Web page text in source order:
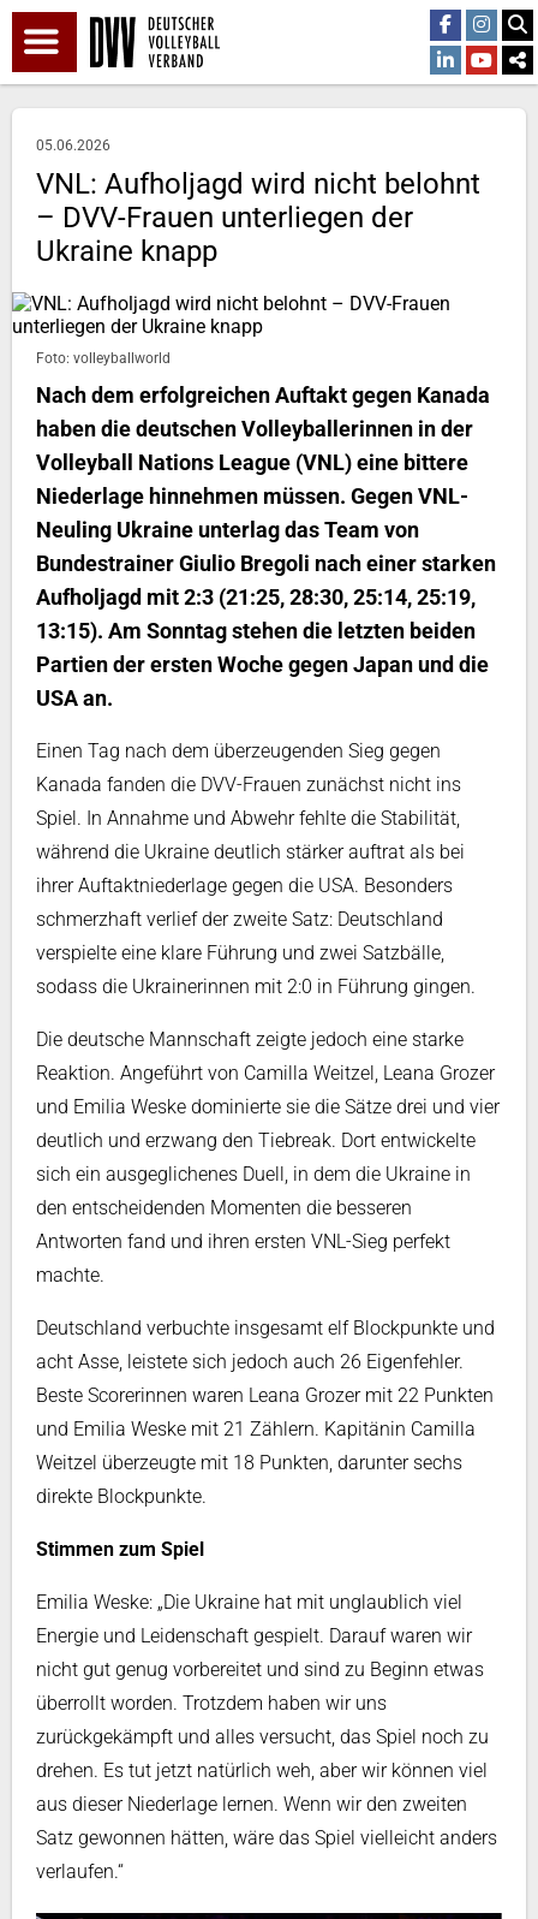
05.06.2026
VNL: Aufholjagd wird nicht belohnt
– DVV-Frauen unterliegen der
Ukraine knapp
Foto: volleyballworld
Nach dem erfolgreichen Auftakt gegen Kanada
haben die deutschen Volleyballerinnen in der
Volleyball Nations League (VNL) eine bittere
Niederlage hinnehmen müssen. Gegen VNL-
Neuling Ukraine unterlag das Team von
Bundestrainer Giulio Bregoli nach einer starken
Aufholjagd mit 2:3 (21:25, 28:30, 25:14, 25:19,
13:15). Am Sonntag stehen die letzten beiden
Partien der ersten Woche gegen Japan und die
USA an.
Einen Tag nach dem überzeugenden Sieg gegen
Kanada fanden die DVV-Frauen zunächst nicht ins
Spiel. In Annahme und Abwehr fehlte die Stabilität,
während die Ukraine deutlich stärker auftrat als bei
ihrer Auftaktniederlage gegen die USA. Besonders
schmerzhaft verlief der zweite Satz: Deutschland
verspielte eine klare Führung und zwei Satzbälle,
sodass die Ukrainerinnen mit 2:0 in Führung gingen.
Die deutsche Mannschaft zeigte jedoch eine starke
Reaktion. Angeführt von Camilla Weitzel, Leana Grozer
und Emilia Weske dominierte sie die Sätze drei und vier
deutlich und erzwang den Tiebreak. Dort entwickelte
sich ein ausgeglichenes Duell, in dem die Ukraine in
den entscheidenden Momenten die besseren
Antworten fand und ihren ersten VNL-Sieg perfekt
machte.
Deutschland verbuchte insgesamt elf Blockpunkte und
acht Asse, leistete sich jedoch auch 26 Eigenfehler.
Beste Scorerinnen waren Leana Grozer mit 22 Punkten
und Emilia Weske mit 21 Zählern. Kapitänin Camilla
Weitzel überzeugte mit 18 Punkten, darunter sechs
direkte Blockpunkte.
Stimmen zum Spiel
Emilia Weske: „Die Ukraine hat mit unglaublich viel
Energie und Leidenschaft gespielt. Darauf waren wir
nicht gut genug vorbereitet und sind zu Beginn etwas
überrollt worden. Trotzdem haben wir uns
zurückgekämpft und alles versucht, das Spiel noch zu
drehen. Es tut jetzt natürlich weh, aber wir können viel
aus dieser Niederlage lernen. Wenn wir den zweiten
Satz gewonnen hätten, wäre das Spiel vielleicht anders
verlaufen.“